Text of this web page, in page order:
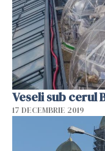
Veseli sub cerul
17 DECEMBRIE 2019